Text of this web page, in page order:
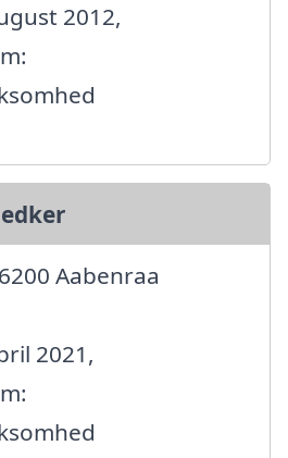
2012,
Aabenraa
2021,